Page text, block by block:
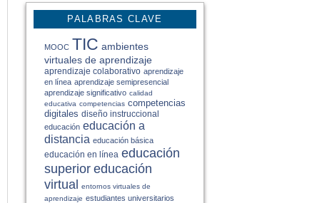
PALABRAS CLAVE
MOOC TIC ambientes
virtuales de aprendizaje
aprendizaje colaborativo aprendizaje
en línea aprendizaje semipresencial
aprendizaje significativo calidad
educativa competencias competencias
digitales diseño instruccional
educación educación a
distancia educación básica
educación en línea educación
superior educación
virtual entornos virtuales de
aprendizaje estudiantes universitarios